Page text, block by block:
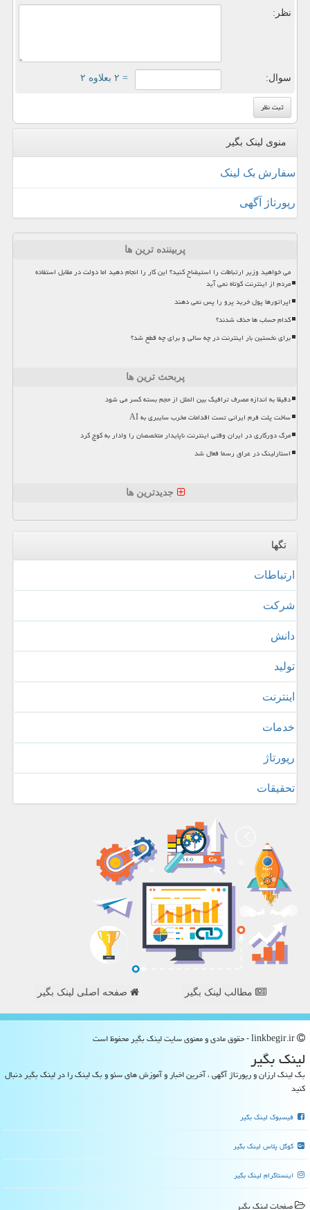
نظر:
سوال: = ۲ بعلاوه ۲
منوی لینک بگیر
سفارش بک لینک
رپورتاژ آگهی
پربیننده ترین ها
می خواهید وزیر ارتباطات را استیضاح کنید؟ این کار را انجام دهید اما دولت در مقابل استفاده
مردم از اینترنت کوتاه نمی آید
اپراتورها پول خرید پرو را پس نمی دهند
کدام حساب ها حذف شدند؟
برای نخستین بار اینترنت در چه سالی و برای چه قطع شد؟
پربحث ترین ها
دقیقا به اندازه مصرف ترافیک بین الملل از حجم بسته کسر می شود
ساخت پلت فرم ایرانی تست اقدامات مخرب سایبری به AI
مرگ دورکاری در ایران وقتی اینترنت ناپایدار متخصصان را وادار به کوچ کرد
استارلینک در عراق رسما فعال شد
جدیدترین ها
تگها
ارتباطات
شركت
دانش
تولید
اینترنت
خدمات
رپورتاژ
تحقیقات
مطالب لینک بگیر صفحه اصلی لینک بگیر
لینك بگیر
بک لینک ارزان و رپورتاژ آگهی ، آخرین اخبار و آموزش های سئو و بک لینک را در لینک بگیر دنبال
کنید
فیسبوک لینک بگیر
گوگل پلاس لینک بگیر
اینستاگرام لینک بگیر
صفحات لینك بگیر